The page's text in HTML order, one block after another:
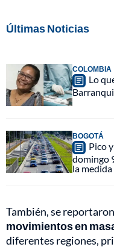
Últimas Noticias
COLOMBIA
Lo
BOGOTÁ
Pico
domingo
la medida
También, se reportaron
movimientos en
diferentes regiones,